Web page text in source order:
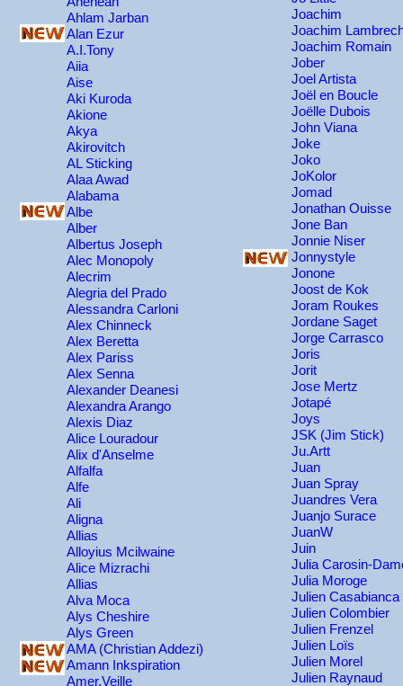
Joachim
Joachim
Joachim Romain
Jober
Joel Artista
Joël en Boucle
Joëlle Dubois
John Viana
Joke
Joko
JoKolor
Jomad
Jonathan Ouisse
Jone Ban
Jonnie Niser
Jonnystyle
Jonone
Joost de Kok
Joram Roukes
Jordane Saget
Jorge Carrasco
Joris
Jorit
Jose Mertz
Jotapé
Joys
JSK (Jim Stick)
Ju.Artt
Juan
Juan Spray
Juandres Vera
Juanjo Surace
JuanW
Juin
Julia Carosin-
Julia Moroge
Julien Casabianca
Julien Colombier
Julien Frenzel
Julien Loïs
Julien Morel
Julien Raynaud
Ahlam Jarban
Alan Ezur
A.I.Tony
Aiia
Aise
Aki Kuroda
Akione
Akya
Akirovitch
AL Sticking
Alaa Awad
Alabama
Albe
Alber
Albertus Joseph
Alec Monopoly
Alecrim
Alegria del Prado
Alessandra Carloni
Alex Chinneck
Alex Beretta
Alex Pariss
Alex Senna
Alexander Deanesi
Alexandra Arango
Alexis Diaz
Alice Louradour
Alix d'Anselme
Alfalfa
Alfe
Ali
Aligna
Allias
Alloyius Mcilwaine
Alice Mizrachi
Allias
Alva Moca
Alys Cheshire
Alys Green
AMA (Christian Addezi)
Amann Inkspiration
Amer.Veille